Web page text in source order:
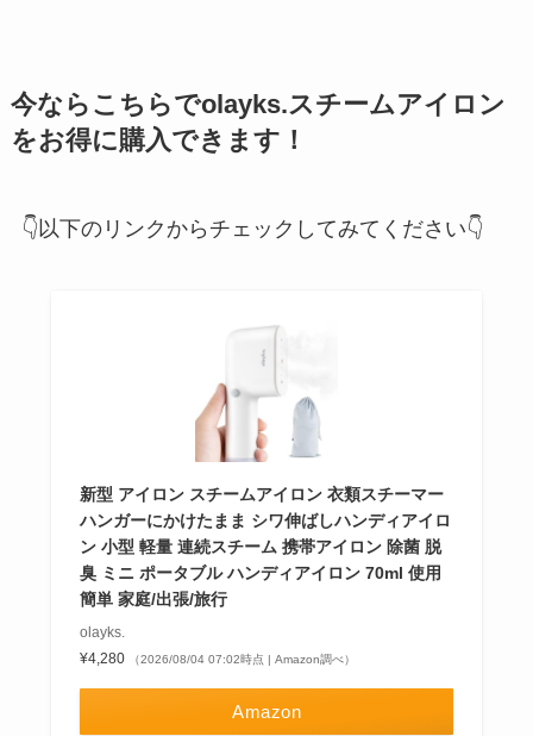
今ならこちらでolayks.スチームアイロン
をお得に購入できます！
👇以下のリンクからチェックしてみてください👇
新型 アイロン スチームアイロン 衣類スチーマー
ハンガーにかけたまま シワ伸ばしハンディアイロ
ン 小型 軽量 連続スチーム 携帯アイロン 除菌 脱
臭 ミニ ポータブル ハンディアイロン 70ml 使用
簡単 家庭/出張/旅行
olayks.
¥4,280
（2026/08/04 07:02時点 | Amazon調べ）
Amazon